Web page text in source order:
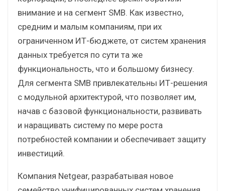
внимание и на сегмент SMB. Как известно,
средним и малым компаниям, при их
ограниченном ИТ-бюджете, от систем хранения
данных требуется по сути та же
функциональность, что и большому бизнесу.
Для сегмента SMB привлекательны ИТ-решения
с модульной архитектурой, что позволяет им,
начав с базовой функциональности, развивать
и наращивать систему по мере роста
потребностей компании и обеспечивает защиту
инвестиций.
Компания Netgear, разрабатывая новое